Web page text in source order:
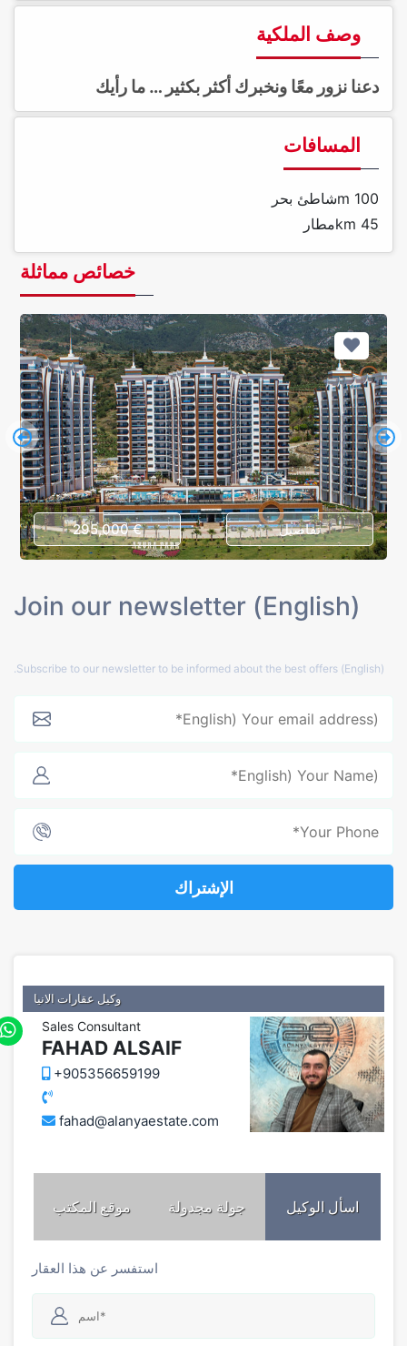
وصف الملكية
دعنا نزور معًا ونخبرك أكثر بكثير … ما رأيك
المسافات
شاطئ بحر
100 m
مطار
45 km
خصائص مماثلة
€ 295,000 تفاصيل
(English) Join our newsletter
(English) Subscribe to our newsletter to be informed about the best offers.
الإشتراك
وكيل عقارات الانيا
Sales Consultant
FAHAD ALSAIF
+905356659199
fahad@alanyaestate.com
اسأل الوكيل جولة مجدولة موقع المكتب
استفسر عن هذا العقار